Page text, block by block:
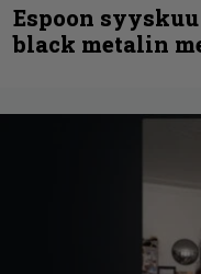
Espoon
black metalin